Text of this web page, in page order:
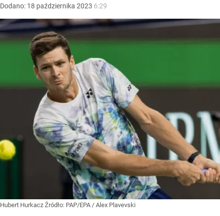
Dodano: 18 października 2023 6:29
Hubert Hurkacz Źródło: PAP/EPA / Alex Plavevski